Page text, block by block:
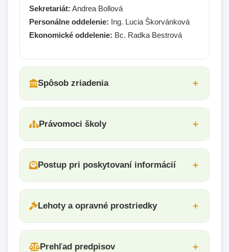
Sekretariát: Andrea Bollová
Personálne oddelenie: Ing. Lucia Škorvánková
Ekonomické oddelenie: Bc. Radka Bestrová
Spôsob zriadenia
Právomoci školy
Postup pri poskytovaní informácií
Lehoty a opravné prostriedky
Prehľad predpisov